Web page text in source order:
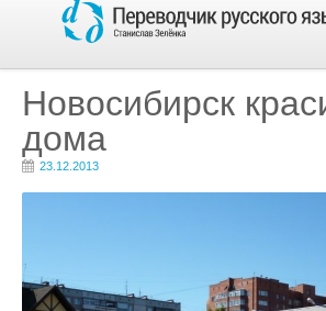
Новосибирск
дома
23.12.2013